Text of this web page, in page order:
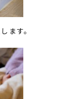
ます。